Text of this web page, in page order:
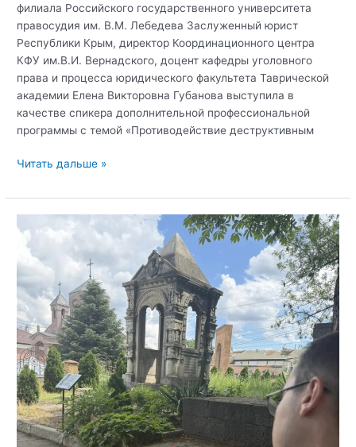
филиала Российского государственного университета
правосудия им. В.М. Лебедева Заслуженный юрист
Республики Крым, директор Координационного центра
КФУ им.В.И. Вернадского, доцент кафедры уголовного
права и процесса юридического факультета Таврической
академии Елена Викторовна Губанова выступила в
качестве спикера дополнительной профессиональной
программы с темой «Противодействие деструктивным
Обучающее
для
преподавателей
Крымского
филиала
РГУП
«Противодействие
деструктивным
идеологиям
информационным
угрозам
в
молодежной
среде»
Читать дальше »